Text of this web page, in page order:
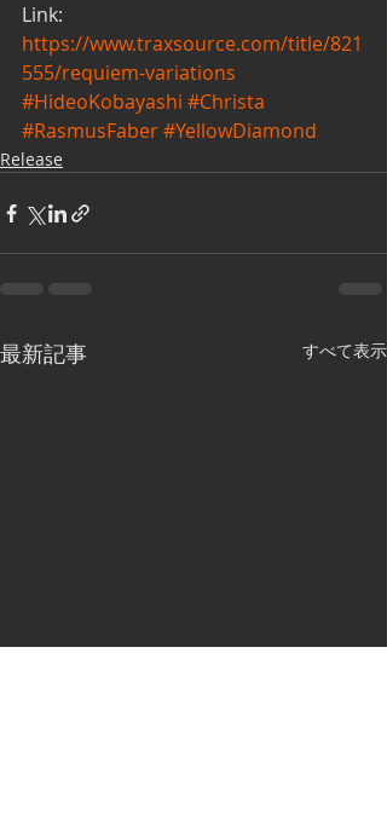
Link:
https://www.traxsource.com/title/821
555/requiem-variations
#HideoKobayashi #Christa
#RasmusFaber#YellowDiamond
Release
最新記事 すべて表示